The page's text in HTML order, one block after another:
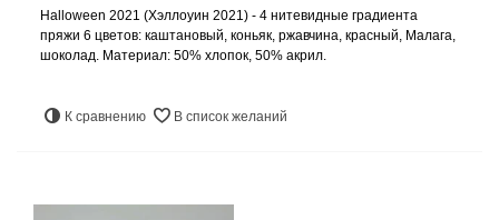
Halloween 2021 (Хэллоуин 2021) - 4 нитевидные градиента
пряжи 6 цветов: каштановый, коньяк, ржавчина, красный, Малага,
шоколад. Материал: 50% хлопок, 50% акрил.
К сравнению В список желаний